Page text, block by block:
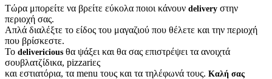
Τώρα μπορείτε να βρείτε εύκολα ποιοι κάνουν delivery στην
περιοχή σας.
Απλά διαλέξτε το είδος του μαγαζιού που θέλετε και την περιοχή
που βρίσκεστε.
Το delivericious θα ψάξει και θα σας επιστρέψει τα ανοιχτά
σουβλατζίδικα, pizzariες
και εστιατόρια, τα menu τους και τα τηλέφωνά τους. Καλή σας